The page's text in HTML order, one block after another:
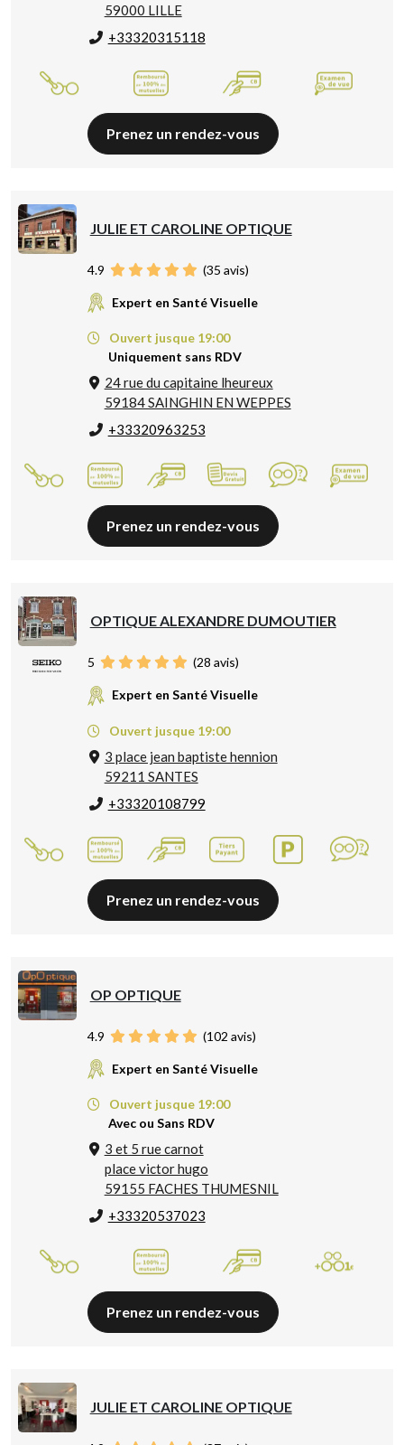
59000 LILLE
+33320315118
Prenez un rendez-vous
JULIE ET CAROLINE OPTIQUE
4.9 (35 avis)
Expert en Santé Visuelle
Ouvert jusque 19:00
Uniquement sans RDV
24 rue du capitaine lheureux
59184 SAINGHIN EN WEPPES
+33320963253
Prenez un rendez-vous
OPTIQUE ALEXANDRE DUMOUTIER
5 (28 avis)
Expert en Santé Visuelle
Ouvert jusque 19:00
3 place jean baptiste hennion
59211 SANTES
+33320108799
Prenez un rendez-vous
OP OPTIQUE
4.9 (102 avis)
Expert en Santé Visuelle
Ouvert jusque 19:00
Avec ou Sans RDV
3 et 5 rue carnot
place victor hugo
59155 FACHES THUMESNIL
+33320537023
Prenez un rendez-vous
JULIE ET CAROLINE OPTIQUE